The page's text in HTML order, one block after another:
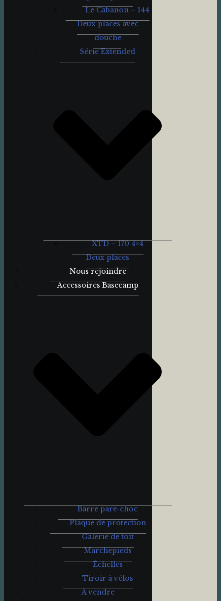
Le Cabanon – 144
Deux places avec
douche
Série Extended
XTD – 170 4×4
Deux places
Nous rejoindre
Accessoires Basecamp
Barre pare-choc
Plaque de protection
Galerie de toit
Marchepieds
Échelles
Tiroir à vélos
À vendre